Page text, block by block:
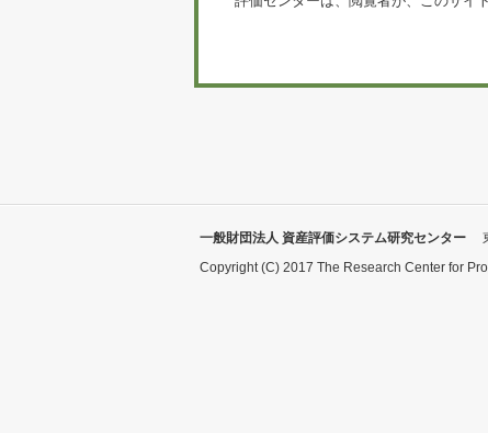
一般財団法人 資産評価システム研究センター
Copyright (C) 2017 The Research Center for